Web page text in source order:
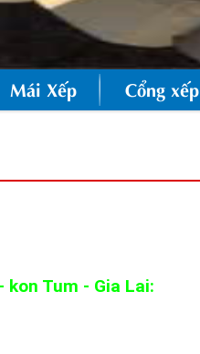
Mái Xếp Cổng xếp
Tum - Gia Lai: